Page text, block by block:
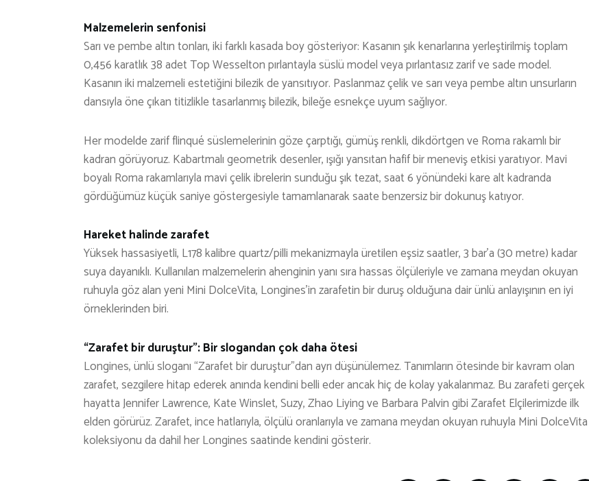
Malzemelerin senfonisi
Sarı ve pembe altın tonları, iki farklı kasada boy gösteriyor: Kasanın şık kenarlarına yerleştirilmiş toplam
0,456 karatlık 38 adet Top Wesselton pırlantayla süslü model veya pırlantasız zarif ve sade model.
Kasanın iki malzemeli estetiğini bilezik de yansıtıyor. Paslanmaz çelik ve sarı veya pembe altın unsurların
dansıyla öne çıkan titizlikle tasarlanmış bilezik, bileğe esnekçe uyum sağlıyor.
Her modelde zarif flinqué süslemelerinin göze çarptığı, gümüş renkli, dikdörtgen ve Roma rakamlı bir
kadran görüyoruz. Kabartmalı geometrik desenler, ışığı yansıtan hafif bir meneviş etkisi yaratıyor. Mavi
boyalı Roma rakamlarıyla mavi çelik ibrelerin sunduğu şık tezat, saat 6 yönündeki kare alt kadranda
gördüğümüz küçük saniye göstergesiyle tamamlanarak saate benzersiz bir dokunuş katıyor.
Hareket halinde zarafet
Yüksek hassasiyetli, L178 kalibre quartz/pilli mekanizmayla üretilen eşsiz saatler, 3 bar’a (30 metre) kadar
suya dayanıklı. Kullanılan malzemelerin ahenginin yanı sıra hassas ölçüleriyle ve zamana meydan okuyan
ruhuyla göz alan yeni Mini DolceVita, Longines’in zarafetin bir duruş olduğuna dair ünlü anlayışının en iyi
örneklerinden biri.
“Zarafet bir duruştur”: Bir slogandan çok daha ötesi
Longines, ünlü sloganı “Zarafet bir duruştur”dan ayrı düşünülemez. Tanımların ötesinde bir kavram olan
zarafet, sezgilere hitap ederek anında kendini belli eder ancak hiç de kolay yakalanmaz. Bu zarafeti gerçek
hayatta Jennifer Lawrence, Kate Winslet, Suzy, Zhao Liying ve Barbara Palvin gibi Zarafet Elçilerimizde ilk
elden görürüz. Zarafet, ince hatlarıyla, ölçülü oranlarıyla ve zamana meydan okuyan ruhuyla Mini DolceVita
koleksiyonu da dahil her Longines saatinde kendini gösterir.